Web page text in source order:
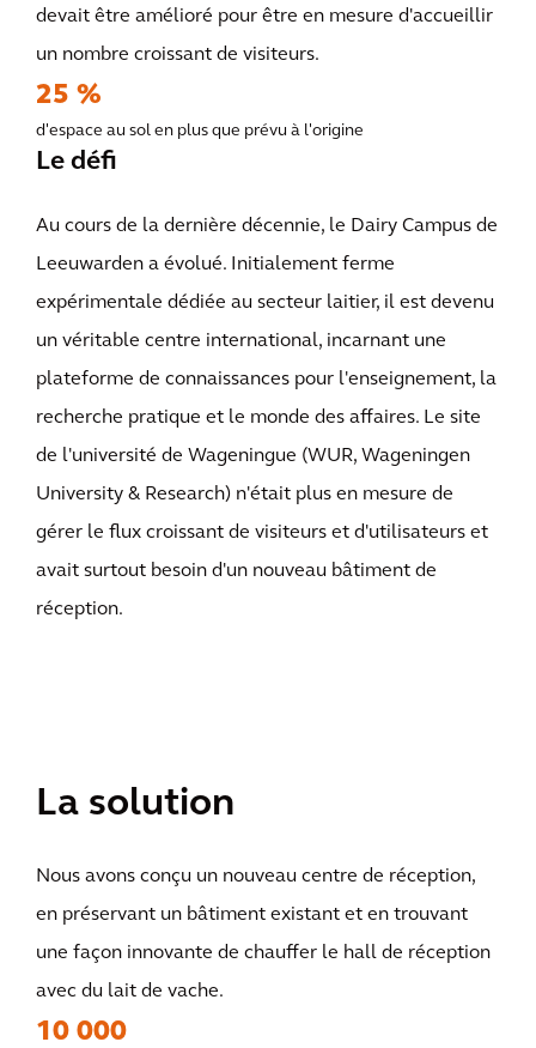
devait être amélioré pour être en mesure d'accueillir
un nombre croissant de visiteurs.
25 %
d'espace au sol en plus que prévu à l'origine
Le défi
Au cours de la dernière décennie, le Dairy Campus de
Leeuwarden a évolué. Initialement ferme
expérimentale dédiée au secteur laitier, il est devenu
un véritable centre international, incarnant une
plateforme de connaissances pour l'enseignement, la
recherche pratique et le monde des affaires. Le site
de l'université de Wageningue (WUR, Wageningen
University & Research) n'était plus en mesure de
gérer le flux croissant de visiteurs et d'utilisateurs et
avait surtout besoin d'un nouveau bâtiment de
réception.
La solution
Nous avons conçu un nouveau centre de réception,
en préservant un bâtiment existant et en trouvant
une façon innovante de chauffer le hall de réception
avec du lait de vache.
10 000